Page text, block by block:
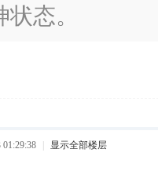
态。
显示全部楼层